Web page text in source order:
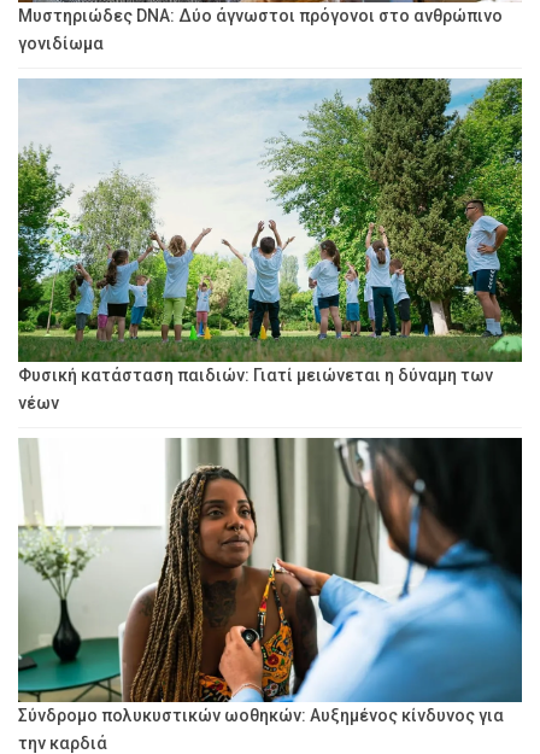
Μυστηριώδες DNA: Δύο άγνωστοι πρόγονοι στο ανθρώπινο
γονιδίωμα
Φυσική κατάσταση παιδιών: Γιατί μειώνεται η δύναμη των
νέων
Σύνδρομο πολυκυστικών ωοθηκών: Αυξημένος κίνδυνος για
την καρδιά